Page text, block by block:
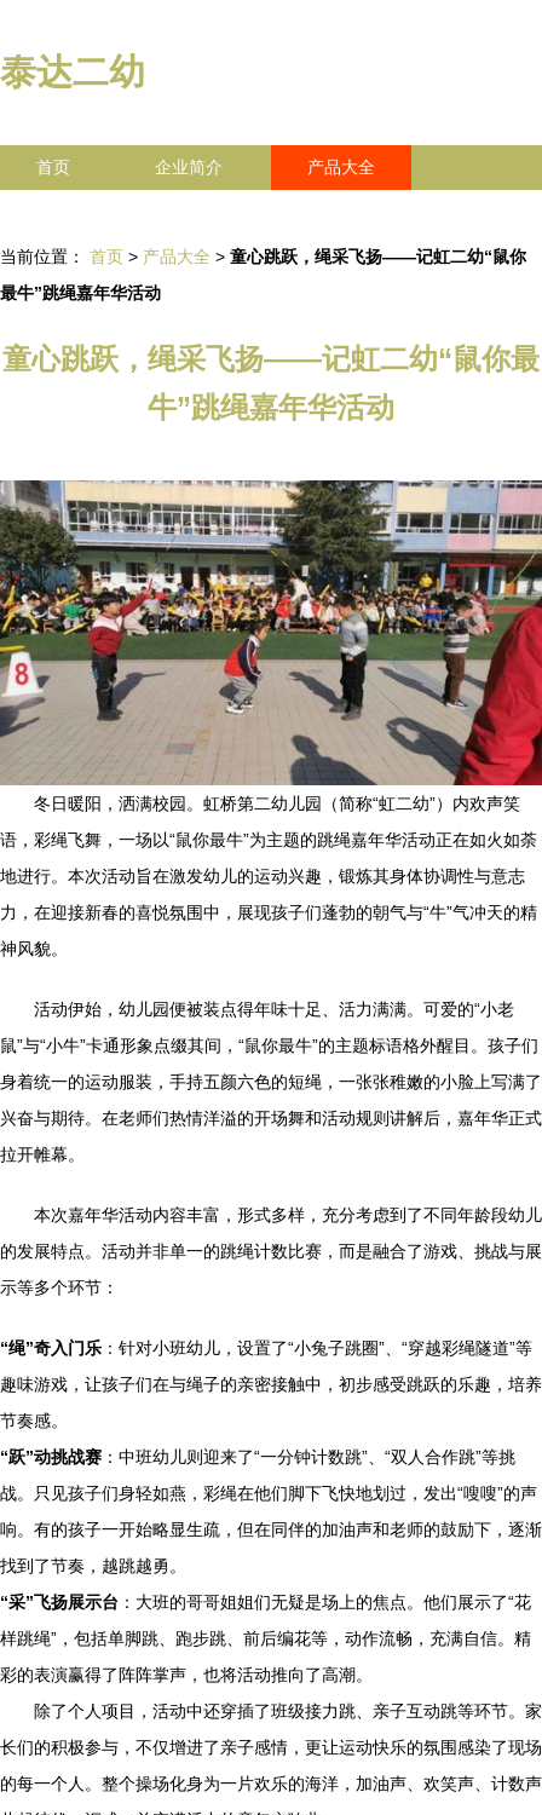
泰达二幼
首页 企业简介 产品大全
当前位置： 首页 > 产品大全 > 童心跳跃，绳采飞扬——记虹二幼“鼠你
最牛”跳绳嘉年华活动
童心跳跃，绳采飞扬——记虹二幼“鼠你最
牛”跳绳嘉年华活动
冬日暖阳，洒满校园。虹桥第二幼儿园（简称“虹二幼”）内欢声笑
语，彩绳飞舞，一场以“鼠你最牛”为主题的跳绳嘉年华活动正在如火如荼
地进行。本次活动旨在激发幼儿的运动兴趣，锻炼其身体协调性与意志
力，在迎接新春的喜悦氛围中，展现孩子们蓬勃的朝气与“牛”气冲天的精
神风貌。
活动伊始，幼儿园便被装点得年味十足、活力满满。可爱的“小老
鼠”与“小牛”卡通形象点缀其间，“鼠你最牛”的主题标语格外醒目。孩子们
身着统一的运动服装，手持五颜六色的短绳，一张张稚嫩的小脸上写满了
兴奋与期待。在老师们热情洋溢的开场舞和活动规则讲解后，嘉年华正式
拉开帷幕。
本次嘉年华活动内容丰富，形式多样，充分考虑到了不同年龄段幼儿
的发展特点。活动并非单一的跳绳计数比赛，而是融合了游戏、挑战与展
示等多个环节：
“绳”奇入门乐 ：针对小班幼儿，设置了“小兔子跳圈”、“穿越彩绳隧道”等
趣味游戏，让孩子们在与绳子的亲密接触中，初步感受跳跃的乐趣，培养
节奏感。
“跃”动挑战赛 ：中班幼儿则迎来了“一分钟计数跳”、“双人合作跳”等挑
战。只见孩子们身轻如燕，彩绳在他们脚下飞快地划过，发出“嗖嗖”的声
响。有的孩子一开始略显生疏，但在同伴的加油声和老师的鼓励下，逐渐
找到了节奏，越跳越勇。
“采”飞扬展示台 ：大班的哥哥姐姐们无疑是场上的焦点。他们展示了“花
样跳绳”，包括单脚跳、跑步跳、前后编花等，动作流畅，充满自信。精
彩的表演赢得了阵阵掌声，也将活动推向了高潮。
除了个人项目，活动中还穿插了班级接力跳、亲子互动跳等环节。家
长们的积极参与，不仅增进了亲子感情，更让运动快乐的氛围感染了现场
的每一个人。整个操场化身为一片欢乐的海洋，加油声、欢笑声、计数声